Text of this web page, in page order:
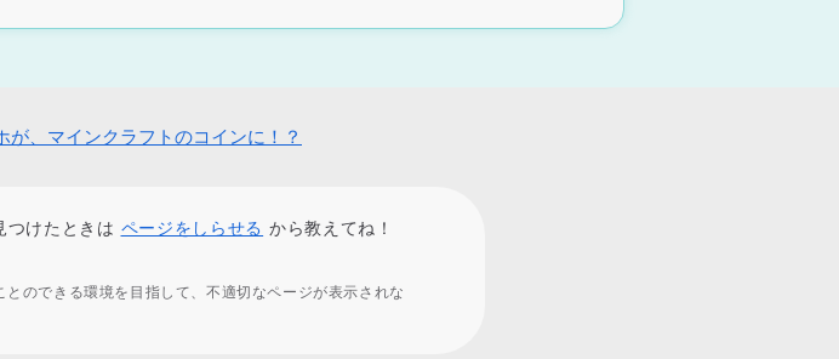
が、マインクラフトのコインに！？
つけたときは ページをしらせる から教えてね！
のできる環境を目指して、不適切なページが表示されな